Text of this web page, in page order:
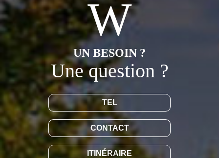
UN BESOIN ?
Une question ?
TEL
CONTACT
ITINÉRAIRE